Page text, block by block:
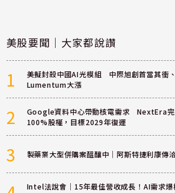
美股要聞｜大家都說讚
1
美擬封殺中國AI光模組 中際旭創首當其衝
Lumentum大漲
2
Google資料中心帶動核電需求 NextEra完
100%股權，目標2029年復運
3 製藥業大型併購案醞釀中｜阿斯特捷利康傳
Intel法說會｜15年最佳營收成長！AI需求爆